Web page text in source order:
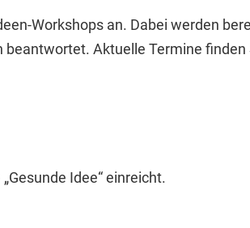
Workshops an. Dabei werden
beantwortet. Aktuelle Termine finden
Idee“ einreicht.